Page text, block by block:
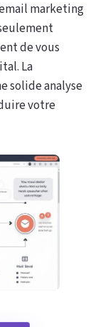
marketing
de vous
La
solide analyse
votre